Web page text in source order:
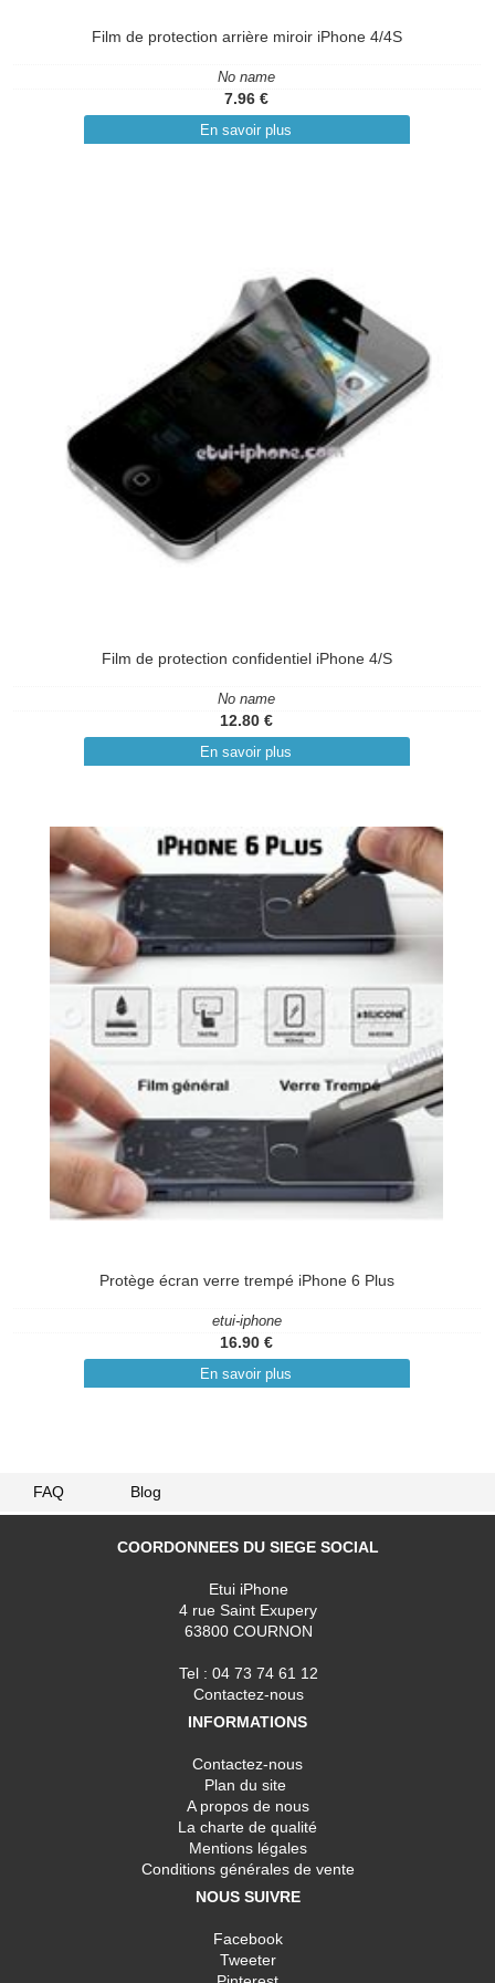
Film de protection arrière miroir iPhone 4/4S
No name
7.96 €
En savoir plus
Film de protection confidentiel iPhone 4/S
No name
12.80 €
En savoir plus
Protège écran verre trempé iPhone 6 Plus
etui-iphone
16.90 €
En savoir plus
FAQ Blog
COORDONNEES DU SIEGE SOCIAL
Etui iPhone
4 rue Saint Exupery
63800 COURNON
Tel : 04 73 74 61 12
Contactez-nous
INFORMATIONS
Contactez-nous
Plan du site
A propos de nous
La charte de qualité
Mentions légales
Conditions générales de vente
NOUS SUIVRE
Facebook
Tweeter